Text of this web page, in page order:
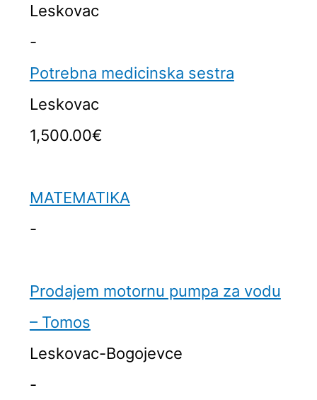
Leskovac
-
Potrebna medicinska sestra
Leskovac
1,500.00€
MATEMATIKA
-
Prodajem motornu pumpa za vodu
– Tomos
Leskovac-Bogojevce
-